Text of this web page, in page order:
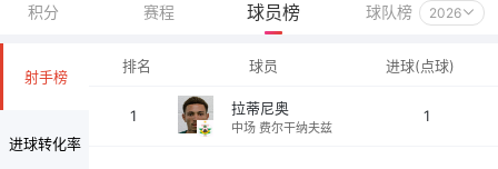
积分 赛程 球员榜 球队榜 2026
射手榜
进球转化率
排名 球员 进球(点球)
1 拉蒂尼奥
中场 费尔干纳夫兹
1